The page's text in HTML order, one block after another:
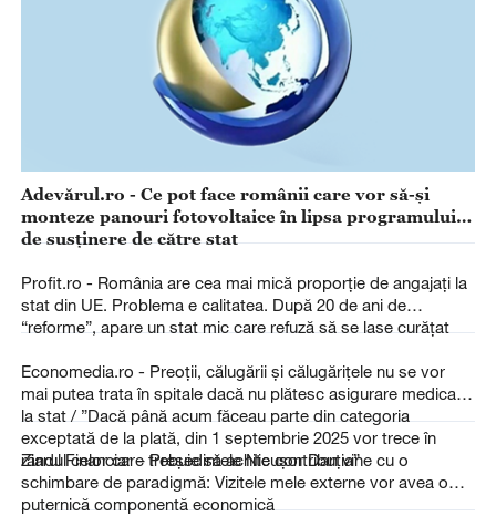
Adevărul.ro - Ce pot face românii care vor să-și
monteze panouri fotovoltaice în lipsa programului
de susținere de către stat
Profit.ro - România are cea mai mică proporție de angajați la
stat din UE. Problema e calitatea. După 20 de ani de
“reforme”, apare un stat mic care refuză să se lase curățat
Economedia.ro - Preoții, călugării și călugărițele nu se vor
mai putea trata în spitale dacă nu plătesc asigurare medicală
la stat / ”Dacă până acum făceau parte din categoria
exceptată de la plată, din 1 septembrie 2025 vor trece în
rândul celor care trebuie să achite contribuția”
Ziarul Financiar – Preşedintele Nicuşor Dan vine cu o
schimbare de paradigmă: Vizitele mele externe vor avea o
puternică componentă economică